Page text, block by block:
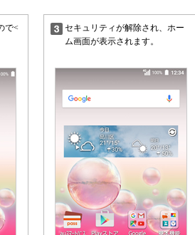
で<
セキュリティが解除され、ホー
ム画面が表示されます。